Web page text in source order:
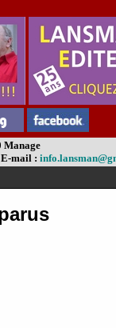
Manage
E-mail :